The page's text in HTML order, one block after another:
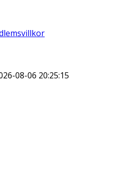
08-06 20:25:15